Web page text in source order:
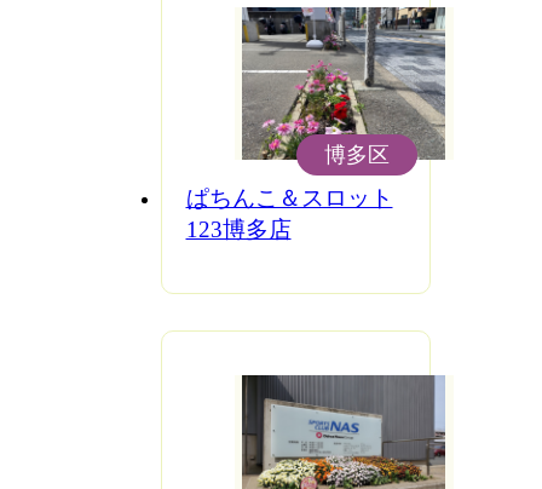
ぱちんこ＆スロット
123博多店
博多区